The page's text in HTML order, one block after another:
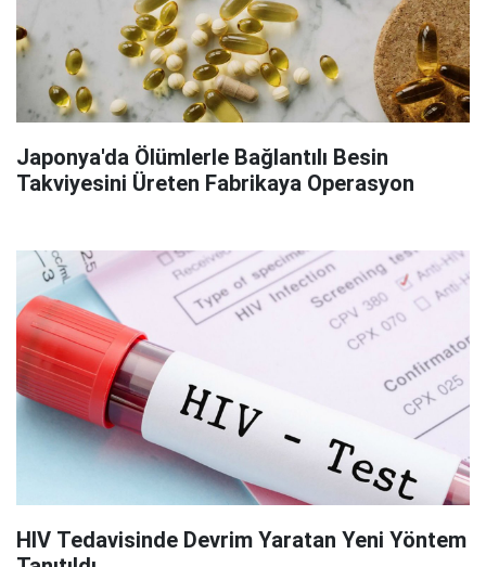
Japonya'da Ölümlerle Bağlantılı Besin
Takviyesini Üreten Fabrikaya Operasyon
HIV Tedavisinde Devrim Yaratan Yeni Yöntem